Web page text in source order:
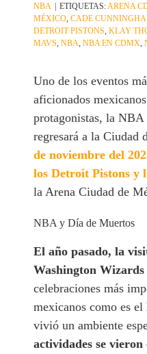
NBA | ETIQUETAS: ARENA
MÉXICO ,CADE
DETROIT PISTONS ,KLAY
MAVS ,NBA ,NBA EN CDMX ,
Uno de los eventos
aficionados
protagonistas, la NBA
regresará a la Ciudad
de noviembre del
los Detroit Pistons y
la Arena Ciudad de
NBA y Día de Muertos
El año pasado, la
Washington Wizards
celebraciones más
mexicanos como es el
vivió un ambiente
actividades se vieron